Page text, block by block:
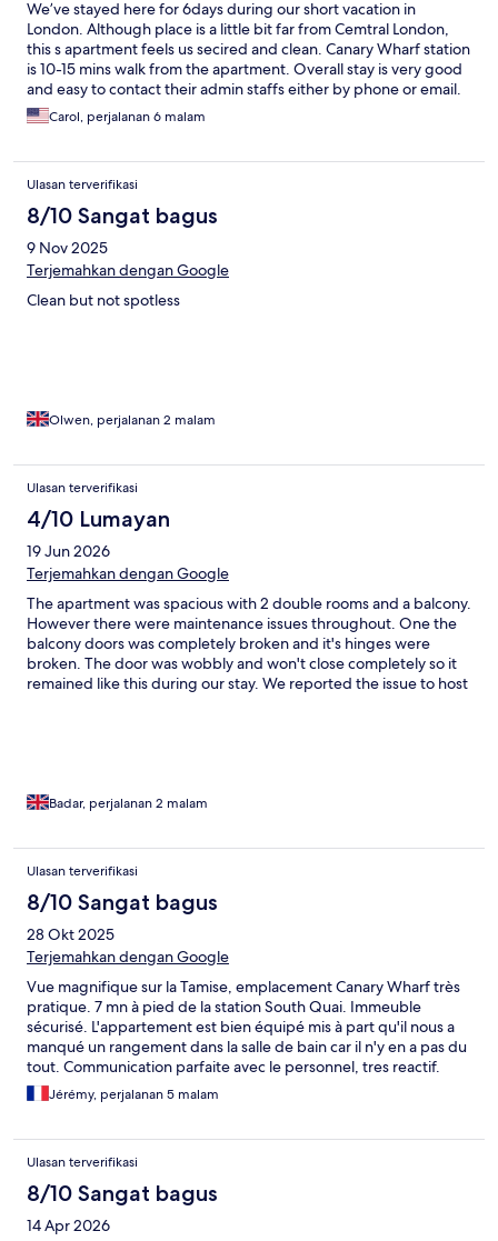
We’ve stayed here for 6days during our short vacation in
London. Although place is a little bit far from Cemtral London,
this s apartment feels us secired and clean. Canary Wharf station
is 10-15 mins walk from the apartment. Overall stay is very good
and easy to contact their admin staffs either by phone or email.
Carol, perjalanan 6 malam
Ulasan terverifikasi
8/10 Sangat bagus
9 Nov 2025
Terjemahkan dengan Google
Clean but not spotless
Olwen, perjalanan 2 malam
Ulasan terverifikasi
4/10 Lumayan
19 Jun 2026
Terjemahkan dengan Google
The apartment was spacious with 2 double rooms and a balcony.
However there were maintenance issues throughout. One the
balcony doors was completely broken and it's hinges were
broken. The door was wobbly and won't close completely so it
remained like this during our stay. We reported the issue to host
Badar, perjalanan 2 malam
Ulasan terverifikasi
8/10 Sangat bagus
28 Okt 2025
Terjemahkan dengan Google
Vue magnifique sur la Tamise, emplacement Canary Wharf très
pratique. 7 mn à pied de la station South Quai. Immeuble
sécurisé. L'appartement est bien équipé mis à part qu'il nous a
manqué un rangement dans la salle de bain car il n'y en a pas du
tout. Communication parfaite avec le personnel, tres reactif.
Quelques cheveux retrouvés sur les oreillers à notre arrivée
donc ménage à revoir sur ce point. Nous recommandons cet
Jérémy, perjalanan 5 malam
Ulasan terverifikasi
8/10 Sangat bagus
14 Apr 2026